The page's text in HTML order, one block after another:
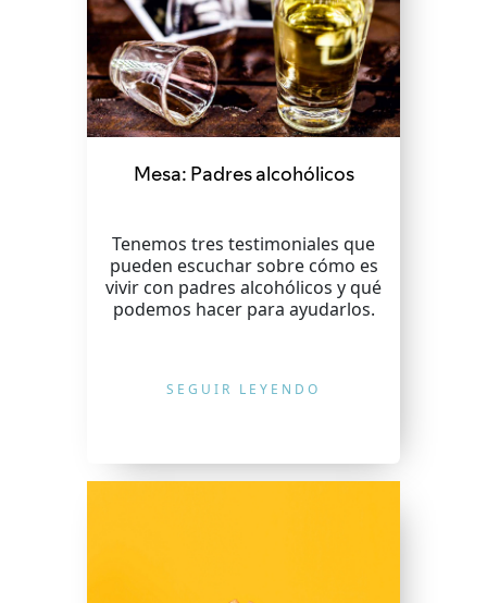
Mesa: Padres alcohólicos
Tenemos tres testimoniales que
pueden escuchar sobre cómo es
vivir con padres alcohólicos y qué
podemos hacer para ayudarlos.
SEGUIR LEYENDO